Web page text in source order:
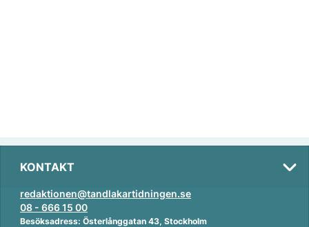
KONTAKT
redaktionen@tandlakartidningen.se
08 - 666 15 00
Besöksadress: Österlånggatan 43, Stockholm